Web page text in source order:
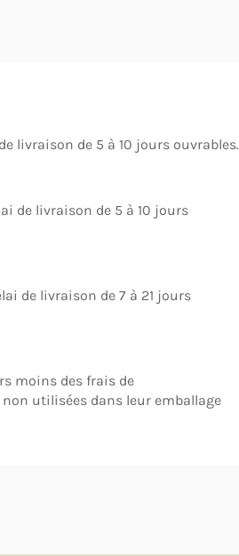
livraison de 5 à 10 jours ouvrables.
de livraison de 5 à 10 jours
de livraison de 7 à 21 jours
moins des frais de
utilisées dans leur emballage